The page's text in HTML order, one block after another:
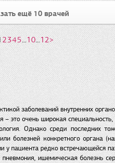
ещё 10 врачей
2345...10...12>
заболеваний внутренних
это очень широкая
Однако среди последних
болезней конкретного органа
у пациента редко встречающейся
ишемическая болезнь